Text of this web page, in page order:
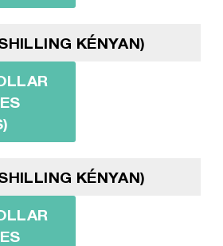
KÉNYAN)
KÉNYAN)